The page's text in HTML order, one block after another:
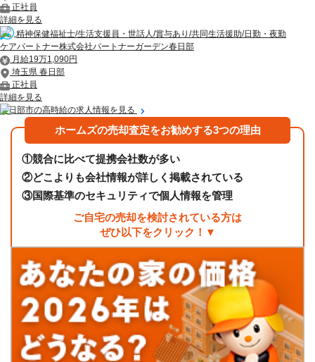
正社員
詳細を見る
精神保健福祉士/生活支援員・世話人/賞与あり/共同生活援助/日勤・夜勤
ケアパートナー株式会社パートナーガーデン春日部
月給19万1,090円
埼玉県 春日部
正社員
詳細を見る
春日部市の高時給の求人情報を見る
ホームズの売却査定をお勧めする3つの理由
①競合に比べて提携会社数が多い
②どこよりも会社情報が詳しく掲載されている
③国際基準のセキュリティで個人情報を管理
ご自宅の売却を検討されている方は
ぜひ以下をクリック！▼